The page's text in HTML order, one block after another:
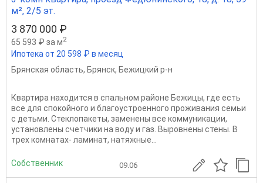
м², 2/5 эт.
3 870 000 ₽
65 593 ₽ за м2
Ипотека от 20 598 ₽ в месяц
Брянская область, Брянск, Бежицкий р-н
Квартира находится в спальном районе Бежицы, где есть
все для спокойного и благоустроенного проживания семьи
с детьми. Стеклопакеты, заменены все коммуникации,
установлены счетчики на воду и газ. Выровнены стены. В
трех комнатах- ламинат, натяжные...
Собственник 09.06